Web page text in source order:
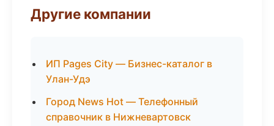
Другие компании
ИП Pages City — Бизнес-каталог в
Улан-Удэ
Город News Hot — Телефонный
справочник в Нижневартовск